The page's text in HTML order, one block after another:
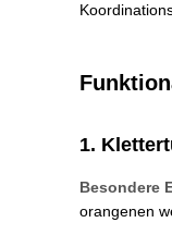
1.
Besondere
orangenen